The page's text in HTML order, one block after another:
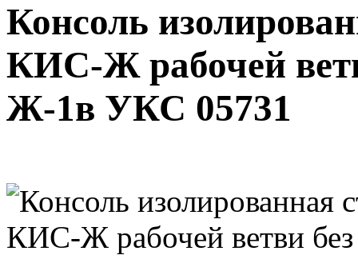
Консоль
КИС-Ж рабочей
Ж-1в УКС 05731